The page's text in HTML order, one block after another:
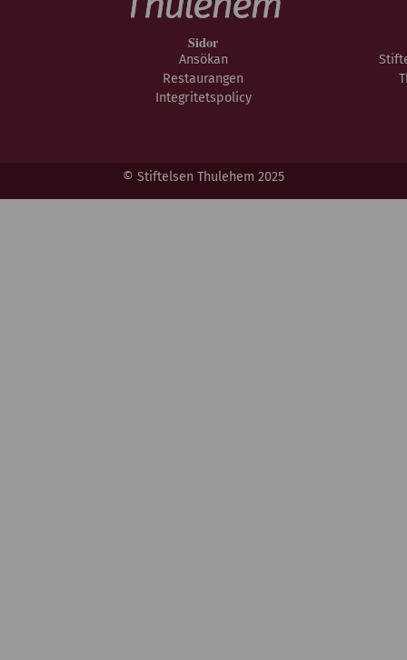
Sidor
Ansökan
Restaurangen
Integritetspolicy
© Stiftelsen Thulehem 2025